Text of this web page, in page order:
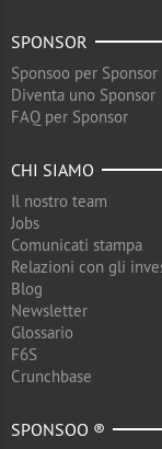
SPONSOR
Sponsoo per Sponsor
Diventa uno Sponsor
FAQ per Sponsor
CHI SIAMO
Il nostro team
Jobs
Comunicati stampa
Relazioni con gli
Blog
Newsletter
Glossario
F6S
Crunchbase
SPONSOO ®